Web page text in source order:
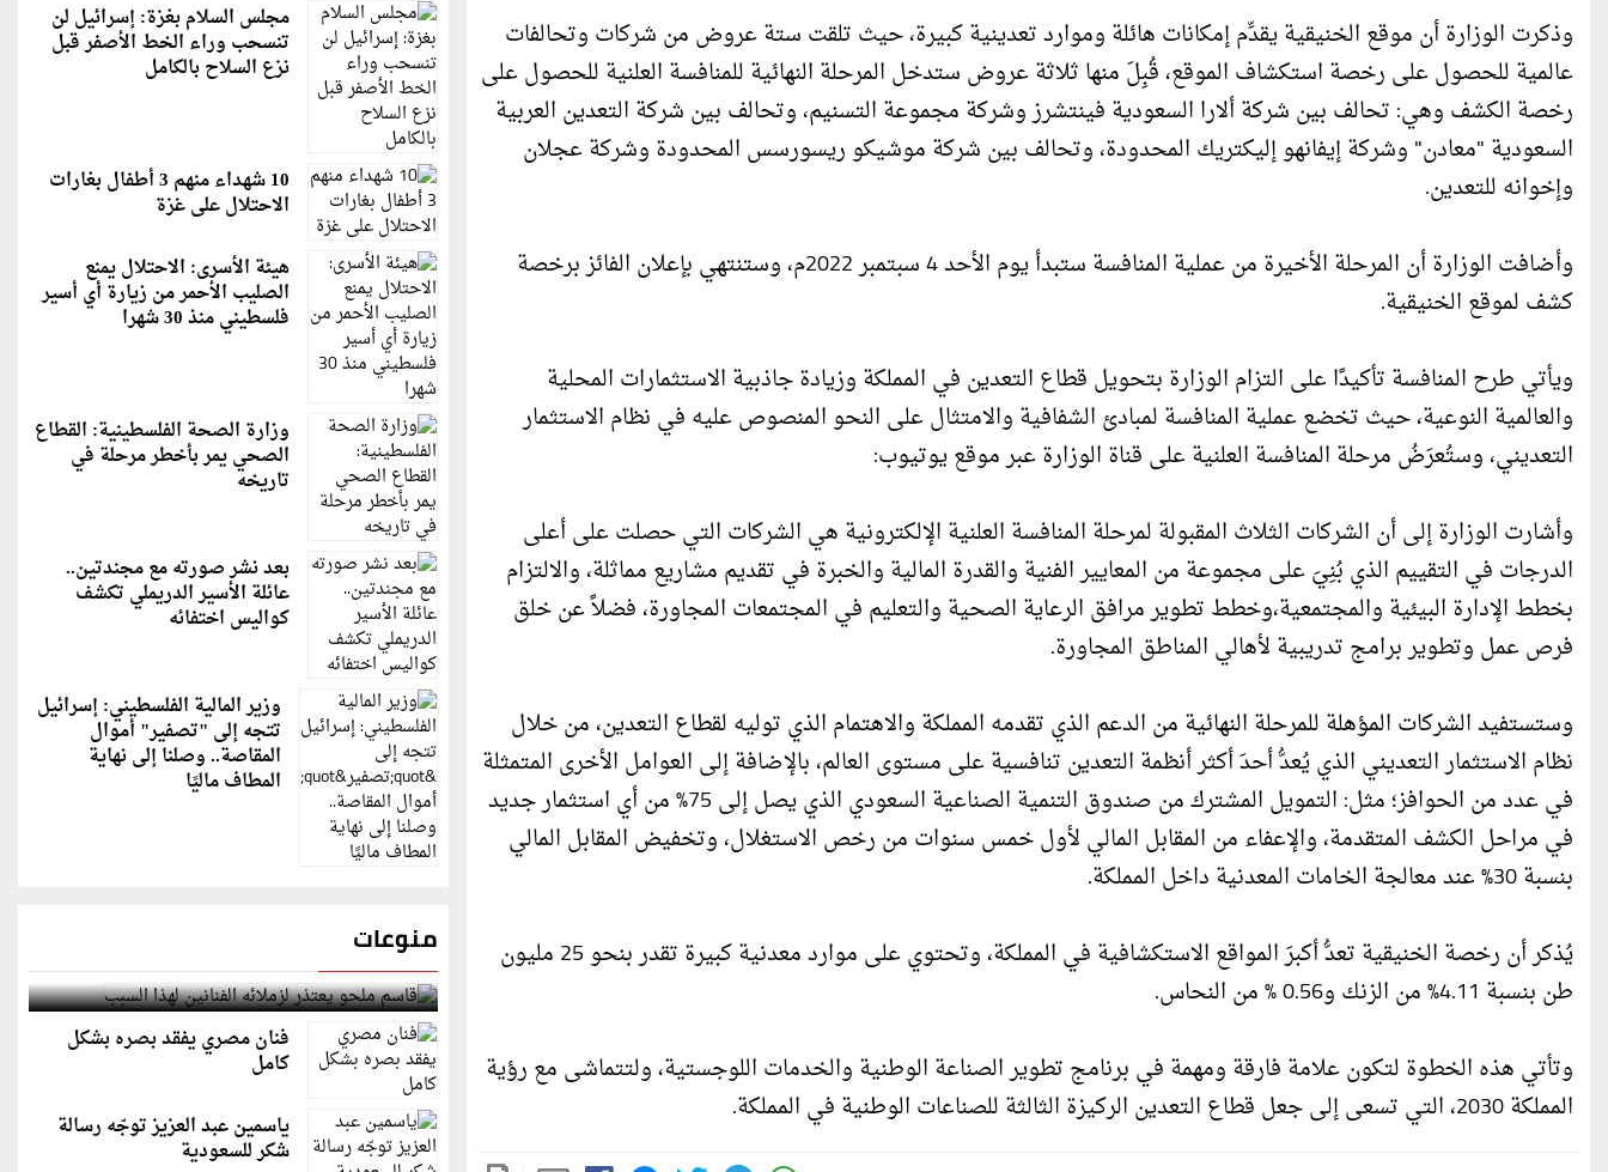
وذكرت الوزارة أن موقع الخنيقية يقدِّم إمكانات هائلة وموارد تعدينية كبيرة، حيث تلقت ستة عروض من شركات وتحالفات
عالمية للحصول على رخصة استكشاف الموقع، قُبِلَ منها ثلاثة عروض ستدخل المرحلة النهائية للمنافسة العلنية للحصول على
رخصة الكشف وهي: تحالف بين شركة ألارا السعودية فينتشرز وشركة مجموعة التسنيم، وتحالف بين شركة التعدين العربية
السعودية "معادن" وشركة إيفانهو إليكتريك المحدودة، وتحالف بين شركة موشيكو ريسورسس المحدودة وشركة عجلان
وإخوانه للتعدين.
وأضافت الوزارة أن المرحلة الأخيرة من عملية المنافسة ستبدأ يوم الأحد 4 سبتمبر 2022م، وستنتهي بإعلان الفائز برخصة
كشف لموقع الخنيقية.
ويأتي طرح المنافسة تأكيدًا على التزام الوزارة بتحويل قطاع التعدين في المملكة وزيادة جاذبية الاستثمارات المحلية
والعالمية النوعية، حيث تخضع عملية المنافسة لمبادئ الشفافية والامتثال على النحو المنصوص عليه في نظام الاستثمار
التعديني، وستُعرَضُ مرحلة المنافسة العلنية على قناة الوزارة عبر موقع يوتيوب:
وأشارت الوزارة إلى أن الشركات الثلاث المقبولة لمرحلة المنافسة العلنية الإلكترونية هي الشركات التي حصلت على أعلى
الدرجات في التقييم الذي بُنِيَ على مجموعة من المعايير الفنية والقدرة المالية والخبرة في تقديم مشاريع مماثلة، والالتزام
بخطط الإدارة البيئية والمجتمعية،وخطط تطوير مرافق الرعاية الصحية والتعليم في المجتمعات المجاورة، فضلاً عن خلق
فرص عمل وتطوير برامج تدريبية لأهالي المناطق المجاورة.
وستستفيد الشركات المؤهلة للمرحلة النهائية من الدعم الذي تقدمه المملكة والاهتمام الذي توليه لقطاع التعدين، من خلال
نظام الاستثمار التعديني الذي يُعدُّ أحدَ أكثر أنظمة التعدين تنافسية على مستوى العالم، بالإضافة إلى العوامل الأخرى المتمثلة
في عدد من الحوافز؛ مثل: التمويل المشترك من صندوق التنمية الصناعية السعودي الذي يصل إلى 75% من أي استثمار جديد
في مراحل الكشف المتقدمة، والإعفاء من المقابل المالي لأول خمس سنوات من رخص الاستغلال، وتخفيض المقابل المالي
بنسبة 30% عند معالجة الخامات المعدنية داخل المملكة.
يُذكر أن رخصة الخنيقية تعدُّ أكبرَ المواقع الاستكشافية في المملكة، وتحتوي على موارد معدنية كبيرة تقدر بنحو 25 مليون
طن بنسبة 4.11% من الزنك و0.56 % من النحاس.
وتأتي هذه الخطوة لتكون علامة فارقة ومهمة في برنامج تطوير الصناعة الوطنية والخدمات اللوجستية، ولتتماشى مع رؤية
المملكة 2030، التي تسعى إلى جعل قطاع التعدين الركيزة الثالثة للصناعات الوطنية في المملكة.
مجلس السلام بغزة: إسرائيل لن
تنسحب وراء الخط الأصفر قبل
نزع السلاح بالكامل
10 شهداء منهم 3 أطفال بغارات
الاحتلال على غزة
هيئة الأسرى: الاحتلال يمنع
الصليب الأحمر من زيارة أي أسير
فلسطيني منذ 30 شهرا
وزارة الصحة الفلسطينية: القطاع
الصحي يمر بأخطر مرحلة في
تاريخه
بعد نشر صورته مع مجندتين..
عائلة الأسير الدريملي تكشف
كواليس اختفائه
وزير المالية الفلسطيني: إسرائيل
تتجه إلى "تصفير" أموال
المقاصة.. وصلنا إلى نهاية
المطاف ماليًا
منوعات
قاسم ملحو يعتذر لزملائه الفنانين لهذا السبب
فنان مصري يفقد بصره بشكل
كامل
ياسمين عبد العزيز توجّه رسالة
شكر للسعودية